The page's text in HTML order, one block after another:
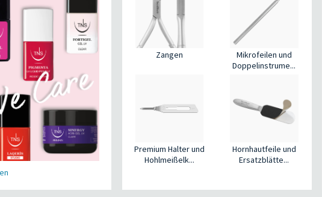
Zangen
Mikrofeilen und
Doppelinstrume...
Premium Halter und
Hohlmeißelk...
Hornhautfeile und
Ersatzblätte...